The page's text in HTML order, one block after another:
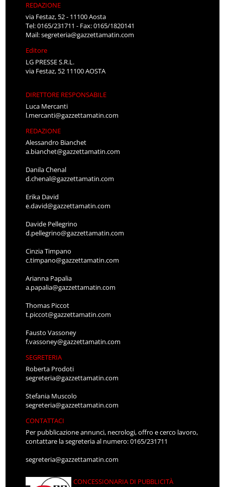
REDAZIONE
via Festaz, 52 - 11100 Aosta
Tel: 0165/231711 - Fax: 0165/1820141
Mail:segreteria@gazzettamatin.com
Editore
LG PRESSE S.R.L.
via Festaz, 52 11100 AOSTA
DIRETTORE RESPONSABILE
Luca Mercanti
l.mercanti@gazzettamatin.com
REDAZIONE
Alessandro Bianchet
a.bianchet@gazzettamatin.com
Danila Chenal
d.chenal@gazzettamatin.com
Erika David
e.david@gazzettamatin.com
Davide Pellegrino
d.pellegrino@gazzettamatin.com
Cinzia Timpano
c.timpano@gazzettamatin.com
Arianna Papalia
a.papalia@gazzettamatin.com
Thomas Piccot
t.piccot@gazzettamatin.com
Fausto Vassoney
f.vassoney@gazzettamatin.com
SEGRETERIA
Roberta Prodoti
segreteria@gazzettamatin.com
Stefania Muscolo
segreteria@gazzettamatin.com
CONTATTACI
Per pubblicazione annunci, necrologi, offro e cerco lavoro,
contattare la segreteria al numero: 0165/231711
segreteria@gazzettamatin.com
CONCESSIONARIA DI PUBBLICITÀ